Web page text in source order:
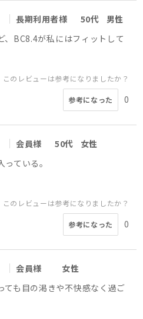
長期利用者様 50代
男性
、BC8.4が私にはフィットして
このレビューは参考になりましたか？
参考になった 0
会員様 50代
女性
ている。
このレビューは参考になりましたか？
参考になった 0
会員様
女性
ても目の渇きや不快感なく過ご